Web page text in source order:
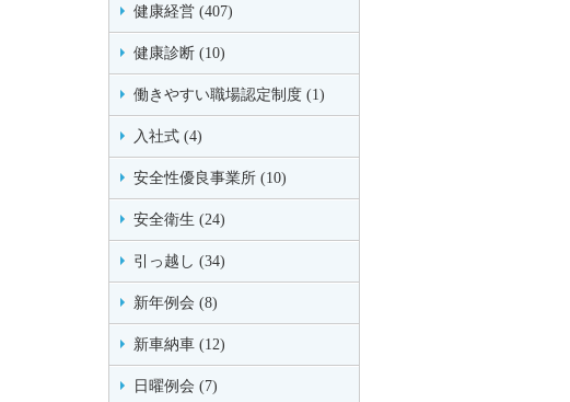
健康経営 (407)
健康診断 (10)
働きやすい職場認定制度 (1)
入社式 (4)
安全性優良事業所 (10)
安全衛生 (24)
引っ越し (34)
新年例会 (8)
新車納車 (12)
日曜例会 (7)